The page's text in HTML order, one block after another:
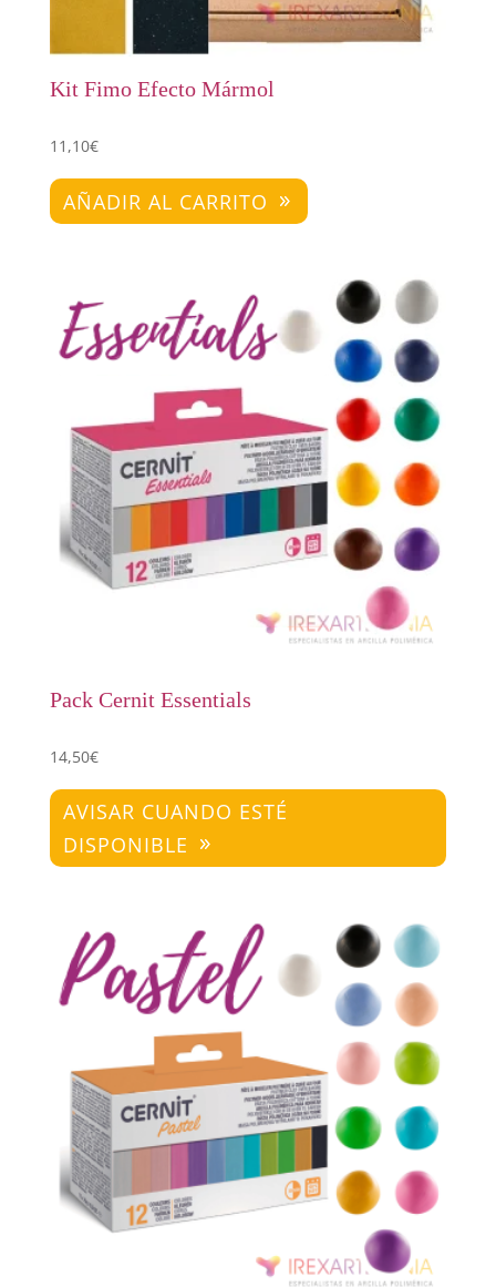
Kit Fimo Efecto Mármol
11,10€
AÑADIR AL CARRITO
Pack Cernit Essentials
14,50€
AVISAR CUANDO ESTÉ
DISPONIBLE